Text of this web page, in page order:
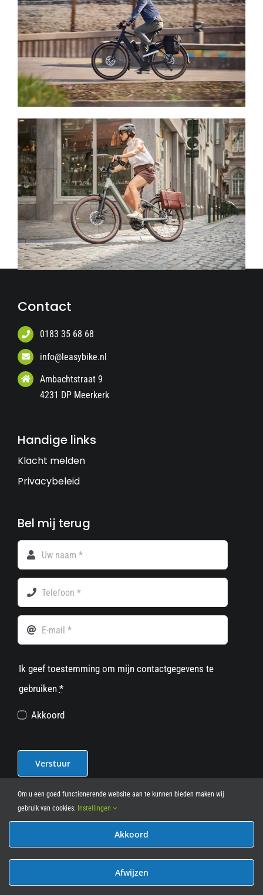
Contact
0183 35 68 68
info@leasybike.nl
Ambachtstraat 9
4231 DP Meerkerk
Handige links
Klacht melden
Privacybeleid
Bel mij terug
Ik geef toestemming om mijn contactgegevens te
gebruiken *
Akkoord
Verstuur
© 2012 - 2026• Leasy Bike • All Rights Reserved • powered
Om u een goed functionerende website aan te kunnen bieden maken wij
gebruik van cookies. Instellingen
Akkoord
Afwijzen